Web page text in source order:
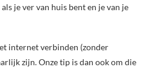
je ver van huis bent en je van je
internet verbinden (zonder
zijn. Onze tip is dan ook om die